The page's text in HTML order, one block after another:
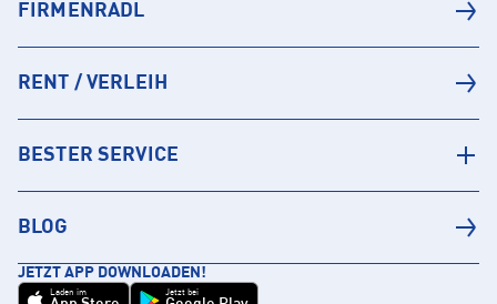
FIRMENRADL
RENT / VERLEIH
BESTER SERVICE
BLOG
JETZT APP DOWNLOADEN!
Laden im Jetzt bei